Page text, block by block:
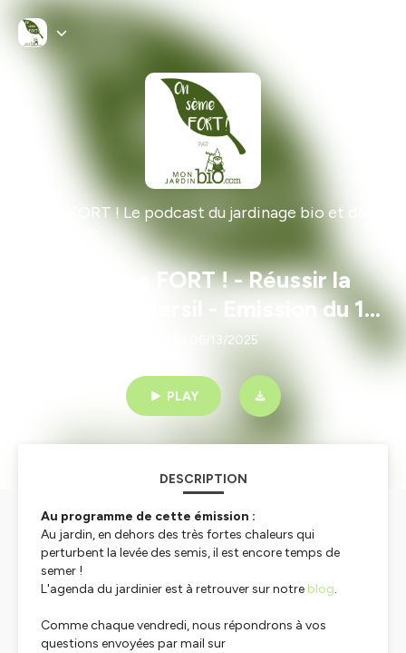
On sème FORT ! Le podcast du jardinage bio et de la
On sème FORT ! - Réussir la
culture du persil - Emission du 13
juin
50min | 06/13/2025
PLAY
DESCRIPTION
Au programme de cette émission :
Au jardin, en dehors des très fortes chaleurs qui
perturbent la levée des semis, il est encore temps de
semer !
L'agenda du jardinier est à retrouver sur notre blog.
Comme chaque vendredi, nous répondrons à vos
questions envoyées par mail sur